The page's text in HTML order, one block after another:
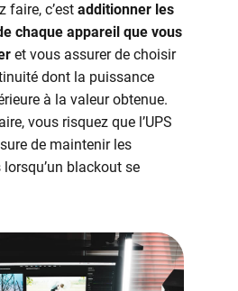
faire, c’est additionner les
chaque appareil que vous
et vous assurer de choisir
dont la puissance
à la valeur obtenue.
vous risquez que l’UPS
de maintenir les
blackout se